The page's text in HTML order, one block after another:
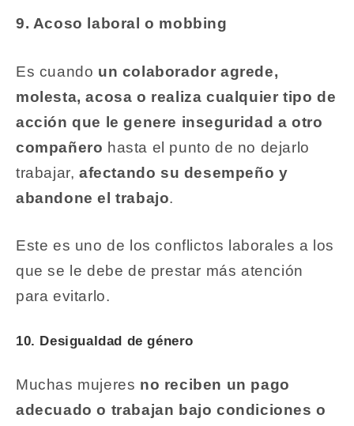
9. Acoso laboral o mobbing
Es cuando un colaborador agrede,
molesta, acosa o realiza cualquier tipo de
acción que le genere inseguridad a otro
compañero hasta el punto de no dejarlo
trabajar, afectando su desempeño y
abandone el trabajo.
Este es uno de los conflictos laborales a los
que se le debe de prestar más atención
para evitarlo.
10. Desigualdad de género
Muchas mujeres no reciben un pago
adecuado o trabajan bajo condiciones o